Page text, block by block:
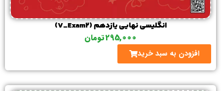
انگلیسی نهایی یازدهم (V_Exam2)
295,000تومان
افزودن به سبد خرید